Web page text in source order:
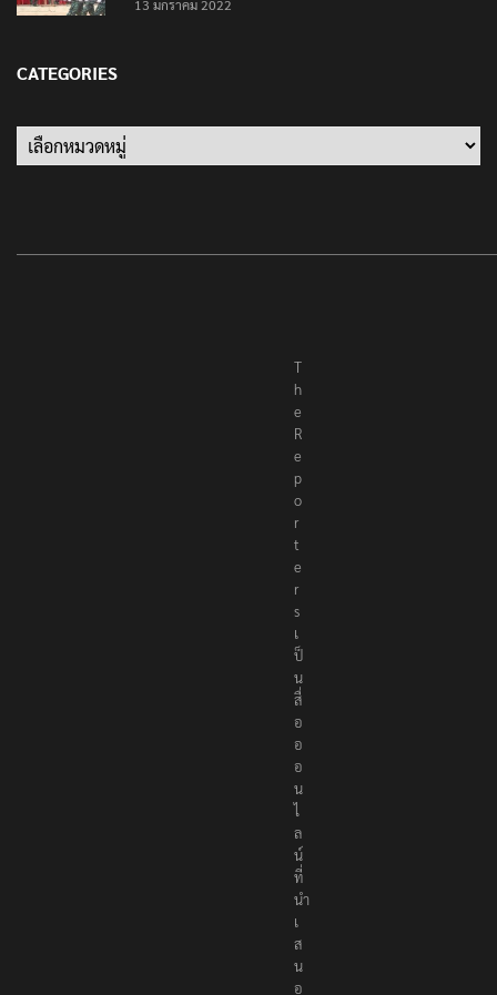
13 มกราคม 2022
CATEGORIES
Categories
T
h
e
R
e
p
o
r
t
e
r
s
เ
ป็
น
สื่
อ
อ
อ
น
ไ
ล
น์
ที่
นำ
เ
ส
น
อ